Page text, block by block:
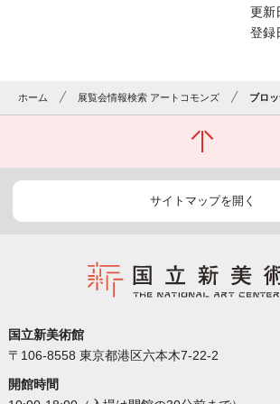
更新
登録
ホーム 展覧会情報検索 アートコモンズ ブロ
サイトマップを開く
国立新美術館
〒106-8558 東京都港区六本木7-22-2
開館時間